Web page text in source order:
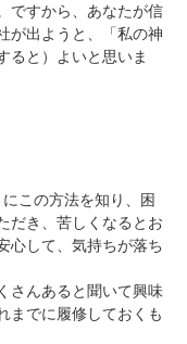
ですから、あなたが信
が出ようと、「私の神
ると）よいと思いま
この方法を知り、困
だき、苦しくなるとお
心して、気持ちが落ち
さんあると聞いて興味
までに履修しておくも